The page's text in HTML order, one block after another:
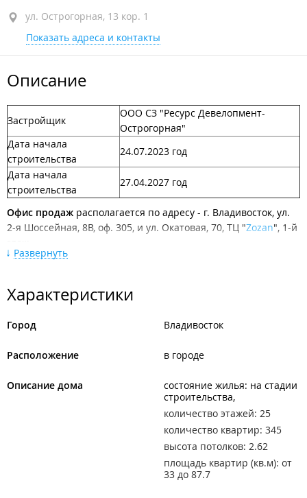
ул. Острогорная, 13 кор. 1
Показать адреса и контакты
Описание
Застройщик
ООО СЗ "Ресурс Девелопмент-
Острогорная"
Дата начала
строительства
24.07.2023 год
Дата начала
строительства
27.04.2027 год
Офис продаж располагается по адресу - г. Владивосток, ул.
2-я Шоссейная, 8В, оф. 305, и ул. Окатовая, 70, ТЦ "Zozan", 1-й
Описание ЖК "Острогорный":
"Острогорный" представляет собой 2 жилых дома разной
Жилые квартиры размещены со 2-го этажа.
Холлы и коридоры оформлены современными материалами
отделки, сочетающими в себе практичность и эстетичный
внешний вид. Продуманное освещение, элементы декора и
дизайнерские решения придают этим пространствам
Сети к комплексу подведены городские (электричество,
холодная вода, водоотведение). Отопление автономное.
Окна с панорамными видами. В каждом подъезде
предусмотрены 3 лифта и 2 лестничных клетки.
Развернуть
Характеристики
Город Владивосток
Расположение в городе
Описание дома
состояние жилья: на стадии
строительства
количество этажей: 25
количество квартир: 345
высота потолков: 2.62
площадь квартир (кв.м): от
33 до 87.7